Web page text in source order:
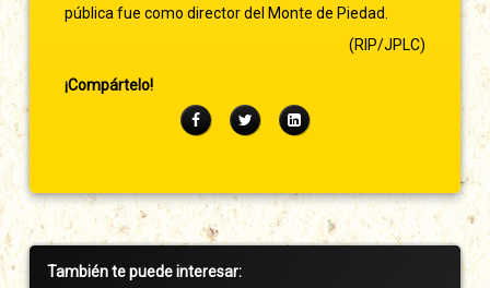
pública fue como director del Monte de Piedad.
(RIP/JPLC)
¡Compártelo!
FacebookTwitterLinkedIn
Barra
También te puede interesar: